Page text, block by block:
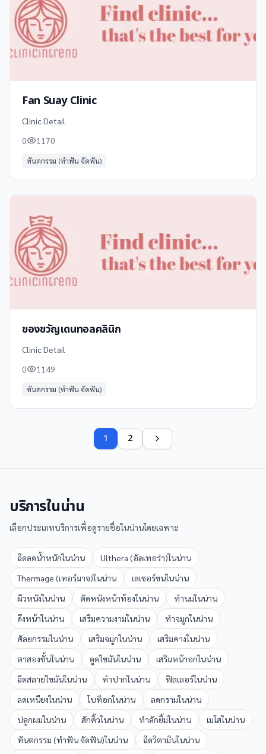
Fan Suay Clinic
Clinic Detail
0
1170
ทันตกรรม (ทำฟัน จัดฟัน)
ของขวัญเดนทอลคลินิก
Clinic Detail
0
1149
ทันตกรรม (ทำฟัน จัดฟัน)
1 2
บริการในน่าน
เลือกประเภทบริการเพื่อดูรายชื่อในน่านโดยเฉพาะ
ฉีดลดน้ำหนักในน่าน Ulthera (อัลเทอร่า)ในน่าน
Thermage (เทอร์มาจ)ในน่าน เลเซอร์ขนในน่าน
ผิวหนังในน่าน ตัดหนังหน้าท้องในน่าน ทำนมในน่าน
ดึงหน้าในน่าน เสริมความงามในน่าน ทำจมูกในน่าน
ศัลยกรรมในน่าน เสริมจมูกในน่าน เสริมคางในน่าน
ตาสองชั้นในน่าน ดูดไขมันในน่าน เสริมหน้าอกในน่าน
ฉีดสลายไขมันในน่าน ทำปากในน่าน ฟิลเลอร์ในน่าน
ลดเหนียงในน่าน โบท็อกในน่าน ลดกรามในน่าน
ปลูกผมในน่าน สักคิ้วในน่าน ทำลักยิ้มในน่าน เมโสในน่าน
ทันตกรรม (ทำฟัน จัดฟัน)ในน่าน ฉีดวิตามินในน่าน